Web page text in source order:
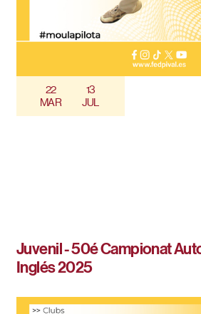
22
MAR
13
JUL
Juvenil - 50é Campionat
Inglés 2025